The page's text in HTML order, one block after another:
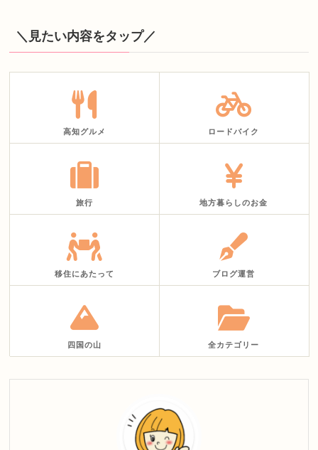
＼見たい内容をタップ／
高知グルメ ロードバイク
旅行 地方暮らしのお金
移住にあたって ブログ運営
四国の山 全カテゴリー